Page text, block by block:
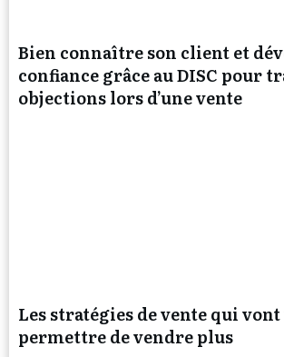
Bien connaître son client et
confiance grâce au DISC pour
objections lors d’une vente
Les stratégies de vente qui
permettre de vendre plus